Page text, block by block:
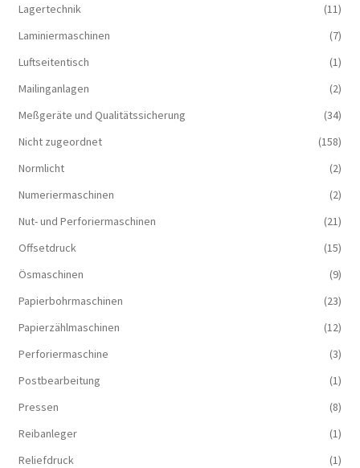
Lagertechnik
(11)
Laminiermaschinen
(7)
Luftseitentisch
(1)
Mailinganlagen
(2)
Meßgeräte und Qualitätssicherung
(34)
Nicht zugeordnet
(158)
Normlicht
(2)
Numeriermaschinen
(2)
Nut- und Perforiermaschinen
(21)
Offsetdruck
(15)
Ösmaschinen
(9)
Papierbohrmaschinen
(23)
Papierzählmaschinen
(12)
Perforiermaschine
(3)
Postbearbeitung
(1)
Pressen
(8)
Reibanleger
(1)
Reliefdruck
(1)